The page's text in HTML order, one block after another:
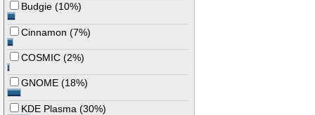
Budgie (10%)
Cinnamon (7%)
COSMIC (2%)
GNOME (18%)
KDE Plasma (30%)